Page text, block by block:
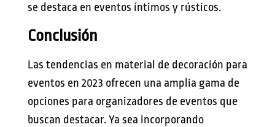
se destaca en eventos íntimos y rústicos.
Conclusión
Las tendencias en material de decoración para
eventos en 2023 ofrecen una amplia gama de
opciones para organizadores de eventos que
buscan destacar. Ya sea incorporando